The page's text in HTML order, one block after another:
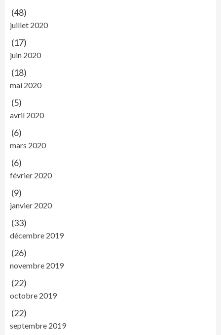
(48)
juillet 2020
(17)
juin 2020
(18)
mai 2020
(5)
avril 2020
(6)
mars 2020
(6)
février 2020
(9)
janvier 2020
(33)
décembre 2019
(26)
novembre 2019
(22)
octobre 2019
(22)
septembre 2019